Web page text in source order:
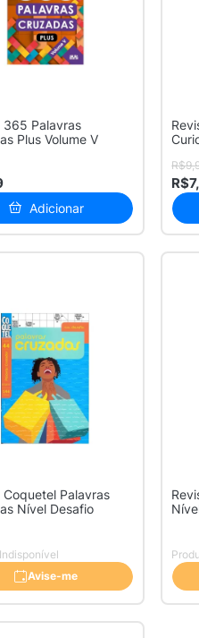
365 Palavras
Plus Volume V
Adicionar
Coquetel Palavras
Nível Desafio
Avise-me